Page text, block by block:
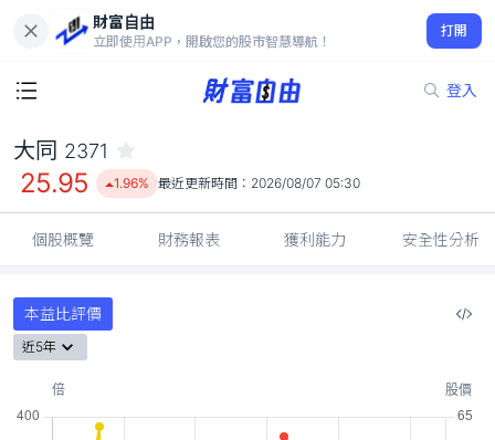
財富自由
立即使用APP，開啟您的股市智慧導航！
打開
登入
25.95
1.96%
大同 2371
25.95 1.96% 最近更新時間： 2026/08/07 05:30
個股概覽 財務報表 獲利能力 安全性分析
本益比評價
近5年